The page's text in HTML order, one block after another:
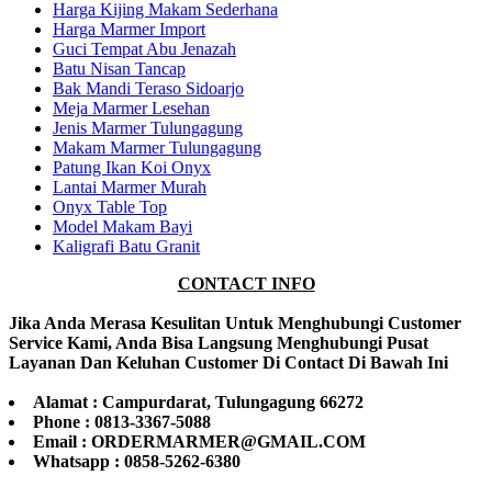
Harga Kijing Makam Sederhana
Harga Marmer Import
Guci Tempat Abu Jenazah
Batu Nisan Tancap
Bak Mandi Teraso Sidoarjo
Meja Marmer Lesehan
Jenis Marmer Tulungagung
Makam Marmer Tulungagung
Patung Ikan Koi Onyx
Lantai Marmer Murah
Onyx Table Top
Model Makam Bayi
Kaligrafi Batu Granit
CONTACT INFO
Jika Anda Merasa Kesulitan Untuk Menghubungi Customer
Service Kami, Anda Bisa Langsung Menghubungi Pusat
Layanan Dan Keluhan Customer Di Contact Di Bawah Ini
Alamat : Campurdarat, Tulungagung 66272
Phone : 0813-3367-5088
Email : ORDERMARMER@GMAIL.COM
Whatsapp : 0858-5262-6380